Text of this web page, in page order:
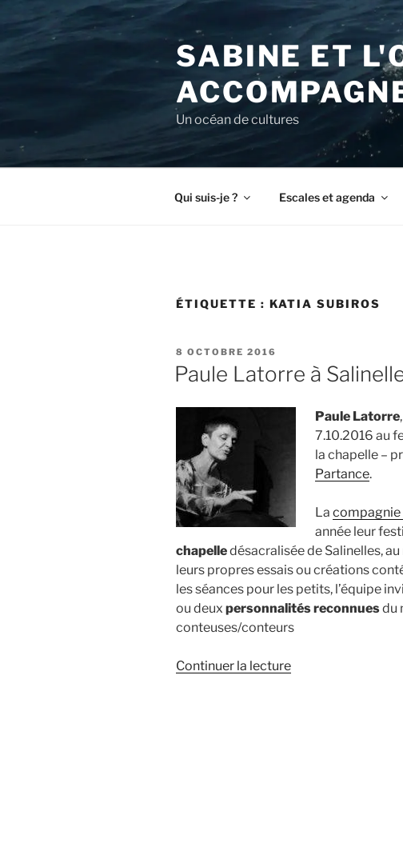
contenu
principal
SABINE ET
Un océan de cultures
Qui suis-je ? Escales et agenda
ÉTIQUETTE : KATIA SUBIROS
PUBLIÉ
LE
8 OCTOBRE 2016
Paule Latorre à
Paule Latorre,
7.10.2016 au
la chapelle –
Partance.
La compagnie
année leur
chapelledésacralisée de Salinelles,
leurs propres essais ou créations
les séances pour les petits, l’équipe
ou deux personnalités reconnuesdu
conteuses/conteurs
Continuer la lecturede